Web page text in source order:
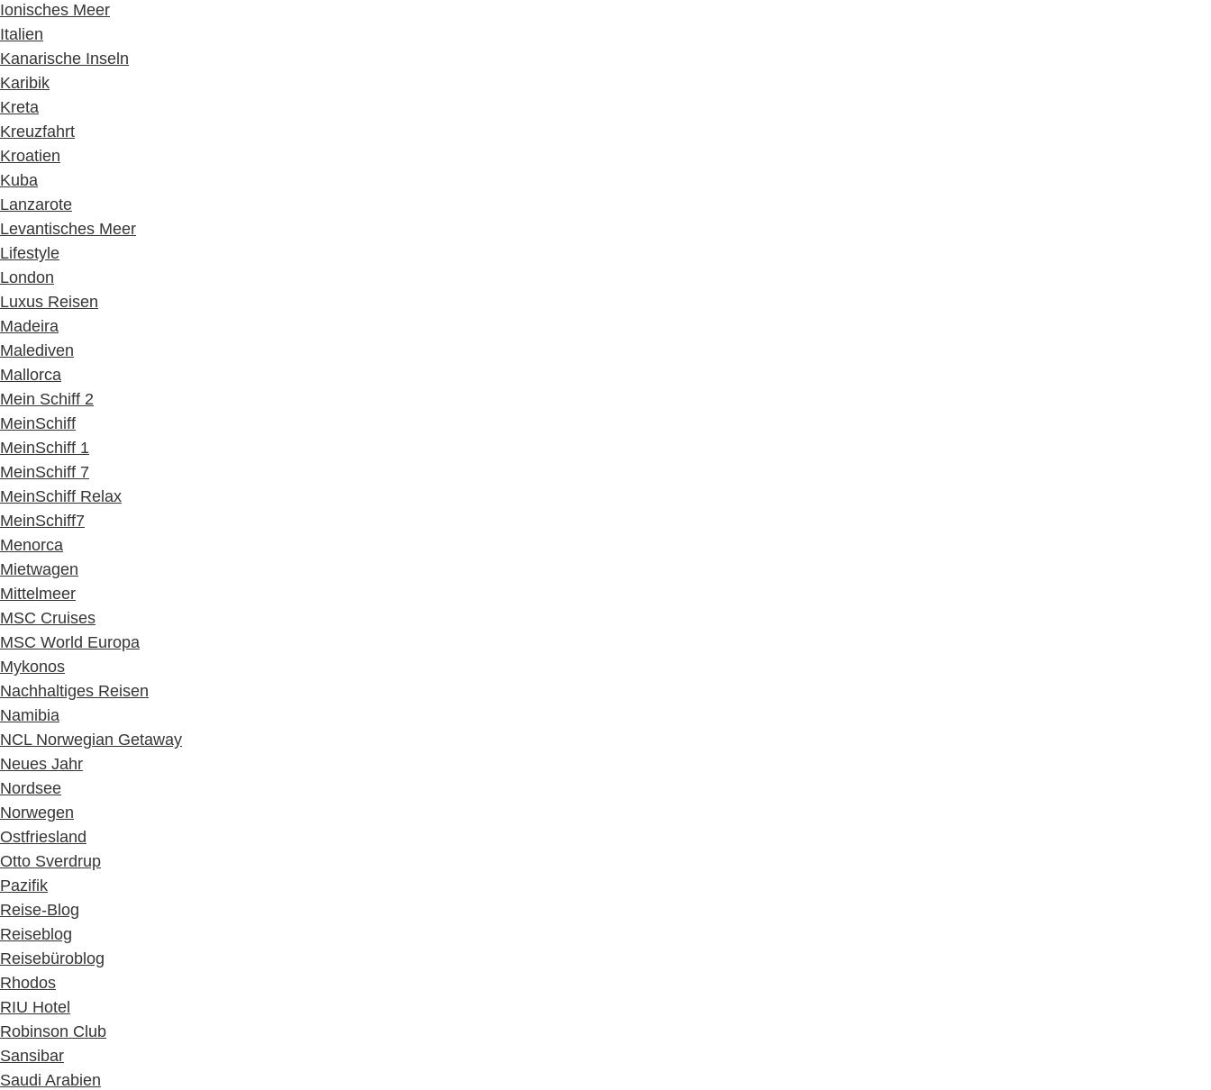
Ionisches Meer
Italien
Kanarische Inseln
Karibik
Kreta
Kreuzfahrt
Kroatien
Kuba
Lanzarote
Levantisches Meer
Lifestyle
London
Luxus Reisen
Madeira
Malediven
Mallorca
Mein Schiff 2
MeinSchiff
MeinSchiff 1
MeinSchiff 7
MeinSchiff Relax
MeinSchiff7
Menorca
Mietwagen
Mittelmeer
MSC Cruises
MSC World Europa
Mykonos
Nachhaltiges Reisen
Namibia
NCL Norwegian Getaway
Neues Jahr
Nordsee
Norwegen
Ostfriesland
Otto Sverdrup
Pazifik
Reise-Blog
Reiseblog
Reisebüroblog
Rhodos
RIU Hotel
Robinson Club
Sansibar
Saudi Arabien